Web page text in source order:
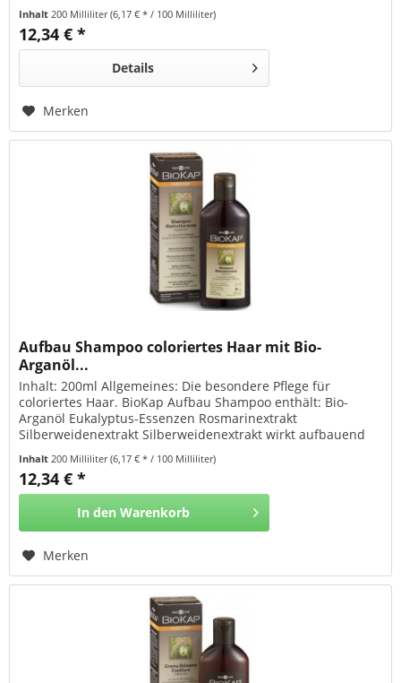
Verbindung mit Menthol wird Juckreiz gelindert und die
Talgproduktion dank Kaktus, Bio-Johannisbeere und Agave...
Inhalt200 Milliliter(6,17 € * / 100 Milliliter)
12,34 € *
Details
Merken
Aufbau Shampoo coloriertes Haar mit Bio-
Arganöl...
Inhalt: 200ml Allgemeines: Die besondere Pflege für
coloriertes Haar. BioKap Aufbau Shampoo enthält: Bio-
Arganöl Eukalyptus-Essenzen Rosmarinextrakt
Silberweidenextrakt Silberweidenextrakt wirkt aufbauend
biologischem Anbau spendet dem Haar Feuchtigkeit und
sorgt für bessere Kämmbarkeit. Das BioKap Aufbau
Shampoo - die ideale...
Inhalt 200 Milliliter(6,17 € * / 100 Milliliter)
12,34 € *
In den Warenkorb
Merken